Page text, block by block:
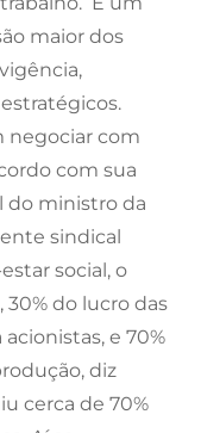
maior dos
negociar com
com sua
do ministro da
sindical
social, o
do lucro das
e 70%
diz
cerca de 70%